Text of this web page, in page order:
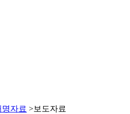
명자료 >보도자료